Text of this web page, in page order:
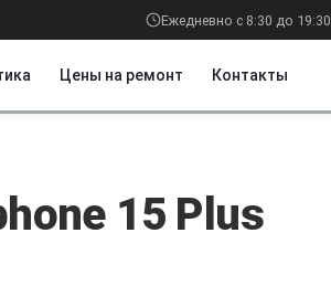
Ежедневно с 8:30 до 19:30
Цены на ремонт Контакты
15 Plus